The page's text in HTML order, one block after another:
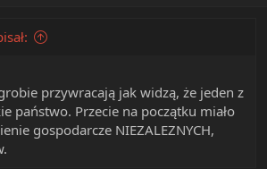
przywracają jak widzą, że jeden z
państwo. Przecie na początku miało
gospodarcze NIEZALEZNYCH,